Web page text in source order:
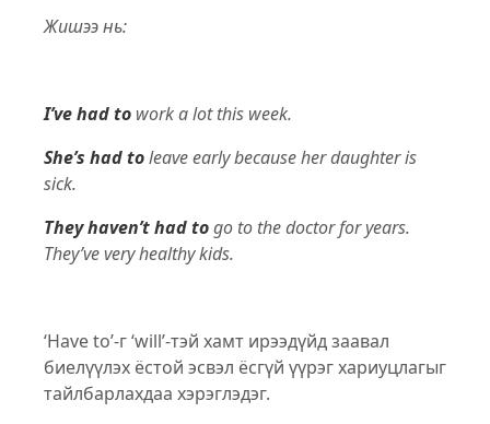
Жишээ нь:
I’ve had to work a lot this week.
She’s had toleave early because her daughter is
sick.
They haven’t had togo to the doctor for years.
They’ve very healthy kids.
‘Have to’-г ‘will’-тэй хамт ирээдүйд заавал
биелүүлэх ёстой эсвэл ёсгүй үүрэг хариуцлагыг
тайлбарлахдаа хэрэглэдэг.